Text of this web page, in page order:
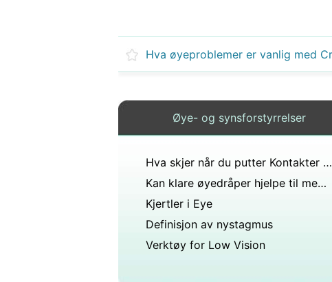
Øye- og synsforstyrrelser
Hva skjer når du putter Kontakter i Vann
Kan klare øyedråper hjelpe til med å helbrede en rosa infeksjon?
Kjertler i Eye
Definisjon av nystagmus
Verktøy for Low Vision